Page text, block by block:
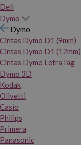
Dell
Dymo
Dymo
Cintas Dymo D1 (9mm)
Cintas Dymo D1 (12mm)
Cintas Dymo LetraTag
Dymo 3D
Kodak
Olivetti
Casio
Philips
Primera
Panasonic